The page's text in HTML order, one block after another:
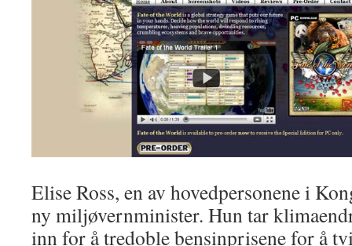
Elise Ross, en av hovedpersonene i
ny miljøvernminister. Hun tar
inn for å tredoble bensinprisene for å